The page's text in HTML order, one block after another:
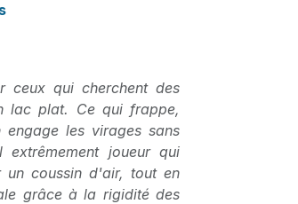
ceux qui cherchent des
lac plat. Ce qui frappe,
les virages sans
joueur qui
un coussin d'air, tout en
grâce à la rigidité des